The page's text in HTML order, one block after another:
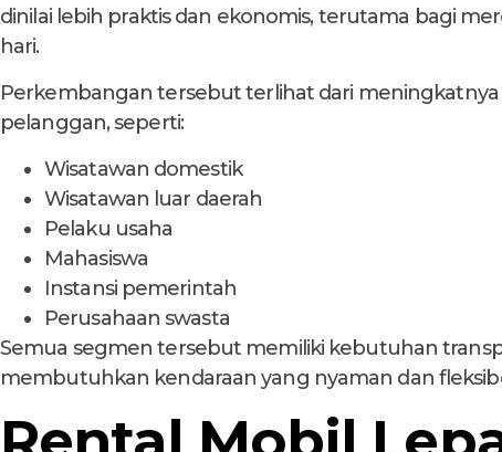
dinilai lebih praktis dan ekonomis, terutama bagi
hari.
Perkembangan tersebut terlihat dari
pelanggan, seperti:
Wisatawan domestik
Wisatawan luar daerah
Pelaku usaha
Mahasiswa
Instansi pemerintah
Perusahaan swasta
Semua segmen tersebut memiliki kebutuhan
membutuhkan kendaraan yang nyaman dan